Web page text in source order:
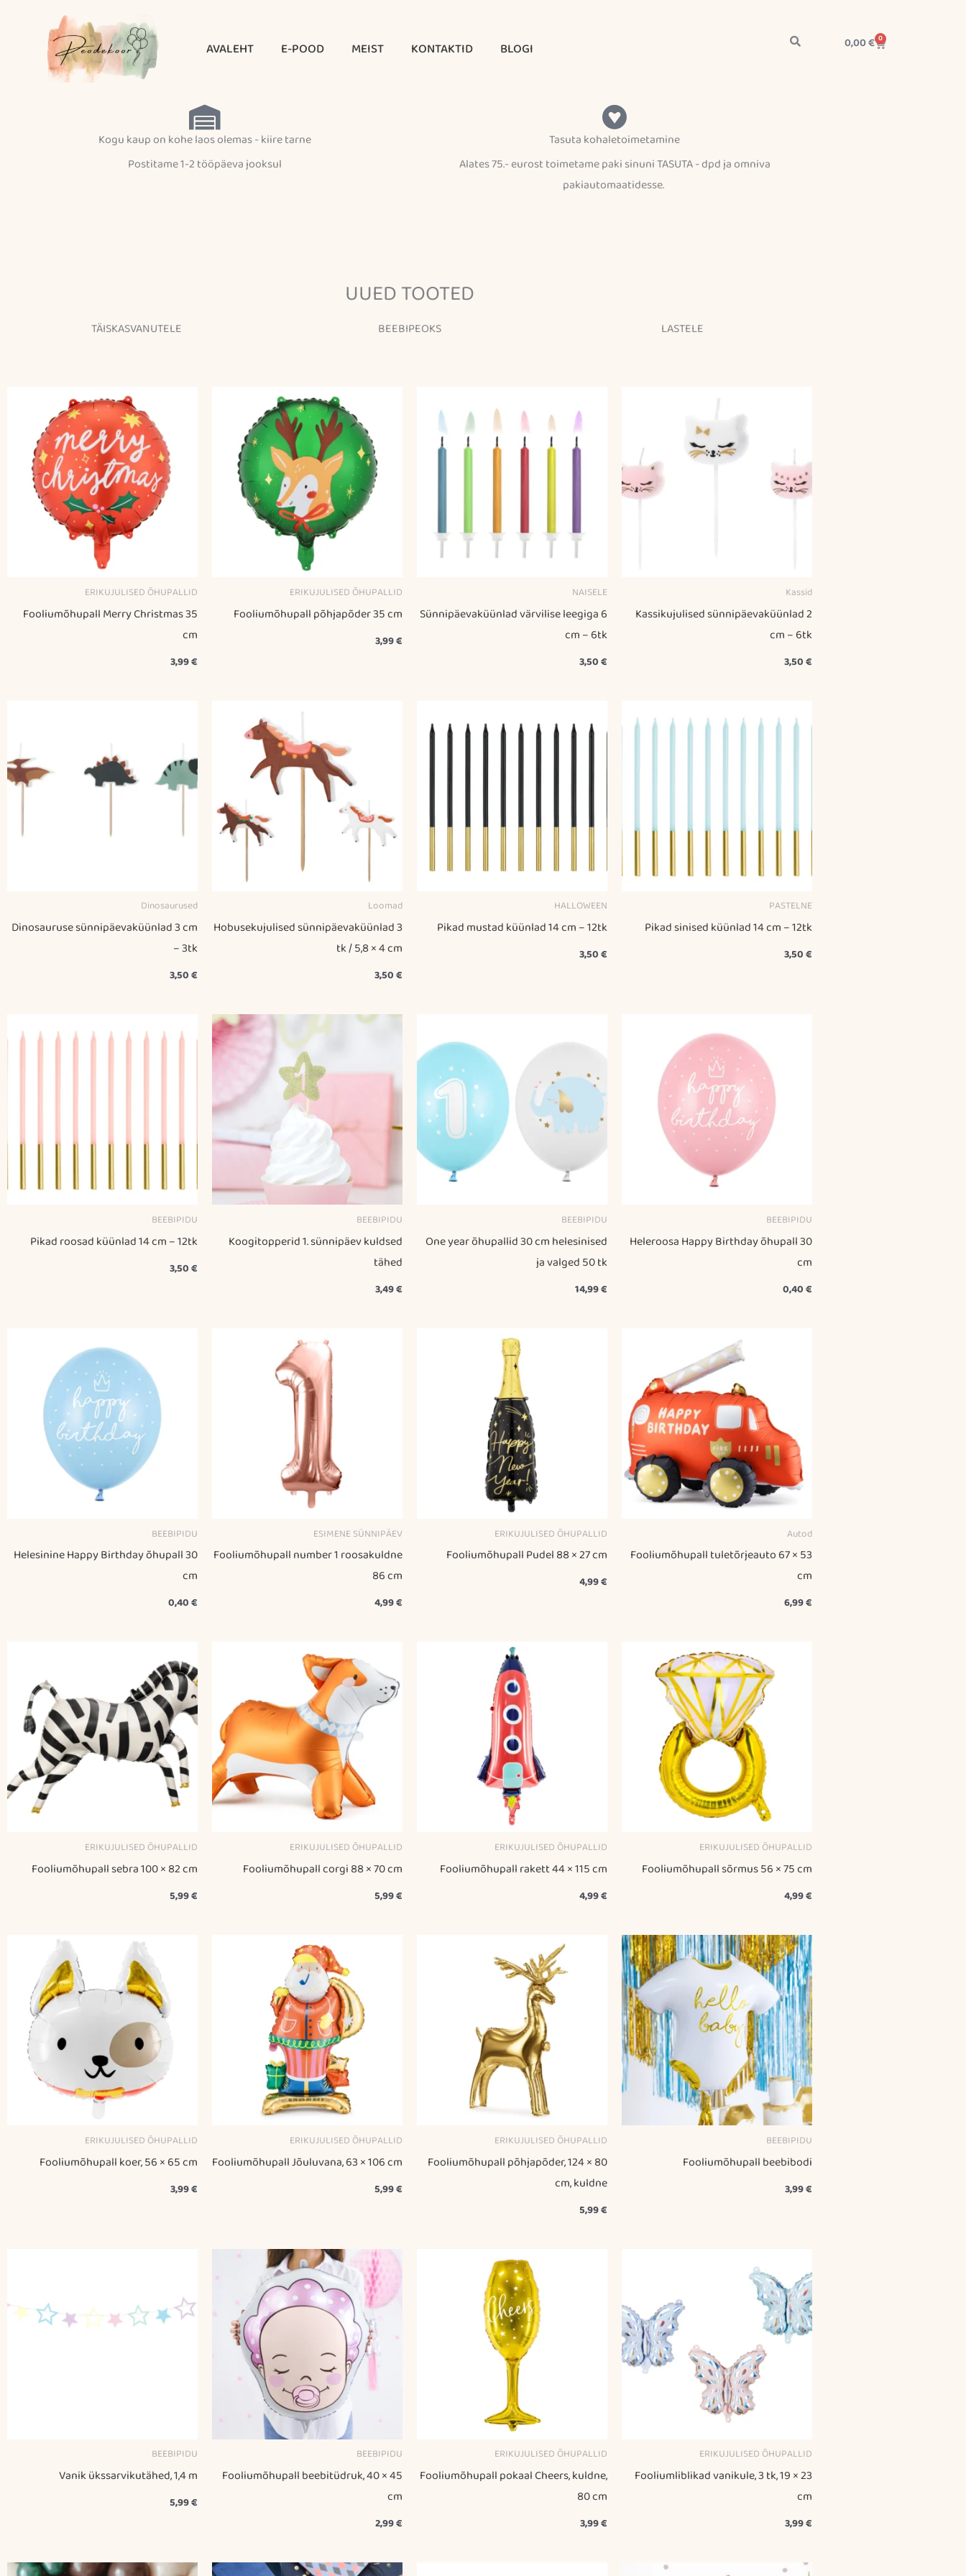
AVALEHT E-POOD MEIST KONTAKTID BLOGI 0,00€ 0
Cart
Kogu kaup on kohe laos olemas - kiire tarne
Postitame 1-2 tööpäeva jooksul
Tasuta kohaletoimetamine
Alates 75.- eurost toimetame paki sinuni TASUTA - dpd ja omniva
pakiautomaatidesse.
UUED TOOTED
TÄISKASVANUTELE BEEBIPEOKS LASTELE
ERIKUJULISED ÕHUPALLID
Fooliumõhupall Merry Christmas 35
cm
3,99€
ERIKUJULISED ÕHUPALLID
Fooliumõhupall põhjapõder 35 cm
3,99€
NAISELE
Sünnipäevaküünlad värvilise leegiga 6
cm – 6tk
3,50€
Kassid
Kassikujulised sünnipäevaküünlad 2
cm – 6tk
3,50€
Dinosaurused
Dinosauruse sünnipäevaküünlad 3 cm
– 3tk
3,50€
Loomad
Hobusekujulised sünnipäevaküünlad 3
tk / 5,8 × 4 cm
3,50€
HALLOWEEN
Pikad mustad küünlad 14 cm – 12tk
3,50€
PASTELNE
Pikad sinised küünlad 14 cm – 12tk
3,50€
BEEBIPIDU
Pikad roosad küünlad 14 cm – 12tk
3,50€
BEEBIPIDU
Koogitopperid 1. sünnipäev kuldsed
tähed
3,49€
BEEBIPIDU
One year õhupallid 30 cm helesinised
ja valged 50 tk
14,99€
BEEBIPIDU
Heleroosa Happy Birthday õhupall 30
cm
0,40€
BEEBIPIDU
Helesinine Happy Birthday õhupall 30
cm
0,40€
ESIMENE SÜNNIPÄEV
Fooliumõhupall number 1 roosakuldne
86 cm
4,99€
ERIKUJULISED ÕHUPALLID
Fooliumõhupall Pudel 88 × 27 cm
4,99€
Autod
Fooliumõhupall tuletõrjeauto 67 × 53
cm
6,99€
ERIKUJULISED ÕHUPALLID
Fooliumõhupall sebra 100 × 82 cm
5,99€
ERIKUJULISED ÕHUPALLID
Fooliumõhupall corgi 88 × 70 cm
5,99€
ERIKUJULISED ÕHUPALLID
Fooliumõhupall rakett 44 × 115 cm
4,99€
ERIKUJULISED ÕHUPALLID
Fooliumõhupall sõrmus 56 × 75 cm
4,99€
ERIKUJULISED ÕHUPALLID
Fooliumõhupall koer, 56 × 65 cm
3,99€
ERIKUJULISED ÕHUPALLID
Fooliumõhupall Jõuluvana, 63 × 106 cm
5,99€
ERIKUJULISED ÕHUPALLID
Fooliumõhupall põhjapõder, 124 × 80
cm, kuldne
5,99€
BEEBIPIDU
Fooliumõhupall beebibodi
3,99€
BEEBIPIDU
Vanik ükssarvikutähed, 1,4 m
5,99€
BEEBIPIDU
Fooliumõhupall beebitüdruk, 40 × 45
cm
2,99€
ERIKUJULISED ÕHUPALLID
Fooliumõhupall pokaal Cheers, kuldne,
80 cm
3,99€
ERIKUJULISED ÕHUPALLID
Fooliumliblikad vanikule, 3 tk, 19 × 23
cm
3,99€